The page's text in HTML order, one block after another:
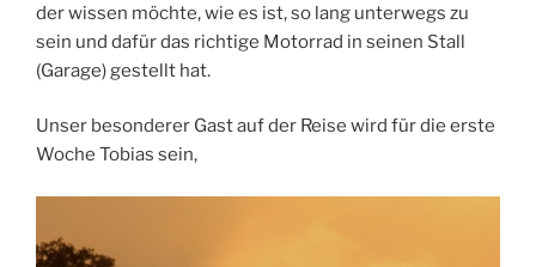
der wissen möchte, wie es ist, so lang unterwegs zu
sein und dafür das richtige Motorrad in seinen Stall
(Garage) gestellt hat.
Unser besonderer Gast auf der Reise wird für die erste
Woche Tobias sein,